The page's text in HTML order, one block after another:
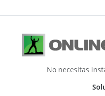
No necesitas